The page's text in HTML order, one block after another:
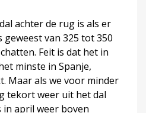
achter de rug is als er
van 325 tot 350
Feit is dat het in
minste in Spanje,
Maar als we voor minder
tekort weer uit het dal
in april weer boven